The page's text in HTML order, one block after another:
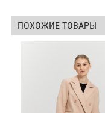
ПОХОЖИЕ ТОВАРЫ